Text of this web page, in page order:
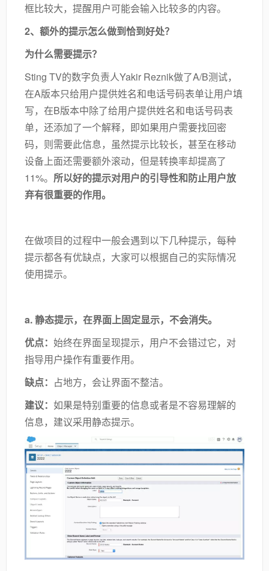
框比较大，提醒用户可能会输入比较多的内容。
2、额外的提示怎么做到恰到好处？
为什么需要提示？
Sting TV的数字负责人Yakir Reznik做了A/B测试，
在A版本只给用户提供姓名和电话号码表单让用户填
写，在B版本中除了给用户提供姓名和电话号码表
单，还添加了一个解释，即如果用户需要找回密
码，则需要此信息，虽然提示比较长，甚至在移动
设备上面还需要额外滚动，但是转换率却提高了
11%。 所以好的提示对用户的引导性和防止用户放
弃有很重要的作用。
在做项目的过程中一般会遇到以下几种提示，每种
提示都各有优缺点，大家可以根据自己的实际情况
使用提示。
a.静态提示，在界面上固定显示，不会消失。
优点： 始终在界面呈现提示，用户不会错过它，对
指导用户操作有重要作用。
缺点： 占地方，会让界面不整洁。
建议： 如果是特别重要的信息或者是不容易理解的
信息，建议采用静态提示。